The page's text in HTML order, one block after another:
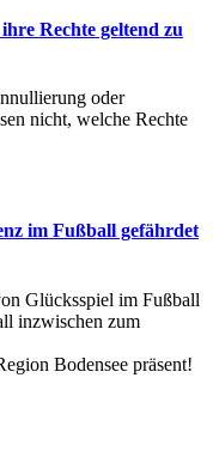
Rechte geltend zu
oder
nicht, welche Rechte
im Fußball gefährdet
Glücksspiel im Fußball
inzwischen zum